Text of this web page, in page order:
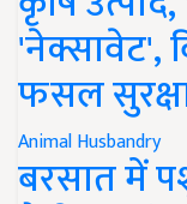
'नेक्सावेट',
फसल
Animal Husbandry
बरसात में